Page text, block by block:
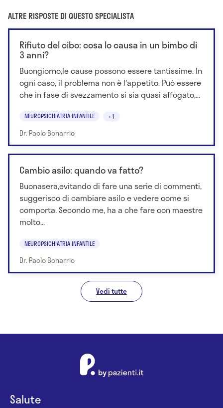
ALTRE RISPOSTE DI QUESTO SPECIALISTA
Rifiuto del cibo: cosa lo causa in un bimbo di
3 anni?
Buongiorno,le cause possono essere tantissime. In
ogni caso, il problema non è l'appetito. Può essere
che in fase di svezzamento si sia quasi affogato,...
NEUROPSICHIATRIA INFANTILE +1
Dr. Paolo Bonarrio
Cambio asilo: quando va fatto?
Buonasera,evitando di fare una serie di commenti,
suggerisco di cambiare asilo e vedere come si
comporta. Secondo me, ha a che fare con maestre
molto...
NEUROPSICHIATRIA INFANTILE
Dr. Paolo Bonarrio
Vedi tutte
Salute